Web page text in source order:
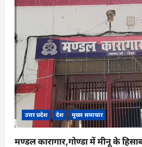
उत्तर प्रदेश देश मुख्य समाचार
मण्डल कारागार,गोण्डा में मीनू के